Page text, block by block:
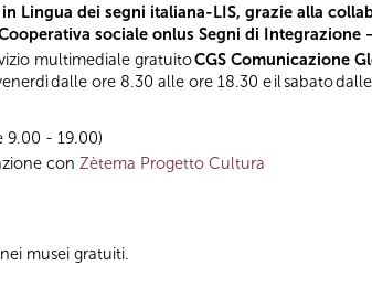
Lingua dei segni italiana-LIS, grazie alla
sociale onlus Segni di Integrazione
multimediale gratuitoCGS Comunicazione
dalle ore 8.30 alle ore 18.30 e il sabato
9.00 - 19.00)
con Zètema Progetto Cultura
musei gratuiti.